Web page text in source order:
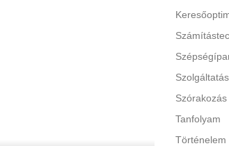
Szolgáltatás
Szórakozás
Tanfolyam
Történelem